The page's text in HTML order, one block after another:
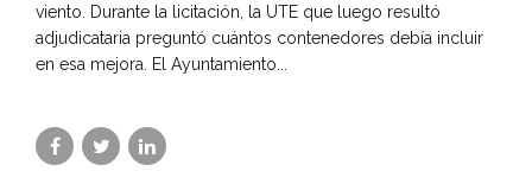
viento. Durante la licitación, la UTE que luego resultó
adjudicataria preguntó cuántos contenedores debía incluir
en esa mejora. El Ayuntamiento...